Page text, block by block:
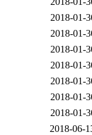
2018-01-
2018-01-
2018-01-
2018-01-
2018-01-
2018-01-
2018-01-
2018-06-